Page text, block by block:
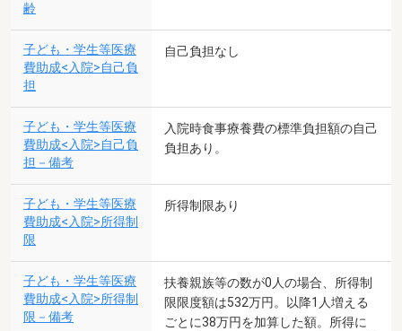
齢
子ども・学生等医療
費助成<入院>自己負
担
自己負担なし
子ども・学生等医療
費助成<入院>自己負
担－備考
入院時食事療養費の標準負担額の自己
負担あり。
子ども・学生等医療
費助成<入院>所得制
限
所得制限あり
子ども・学生等医療
費助成<入院>所得制
限－備考
扶養親族等の数が0人の場合、所得制
限限度額は532万円。以降1人増える
ごとに38万円を加算した額。所得に